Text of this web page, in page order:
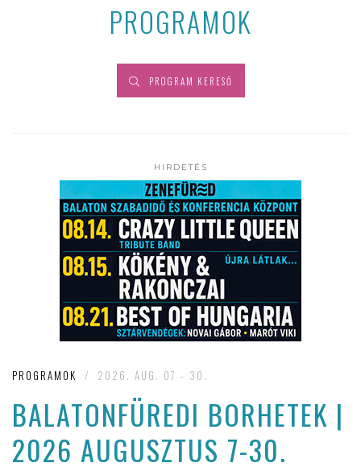
PROGRAMOK
PROGRAM KERESŐ
HIRDETÉS
PROGRAMOK / 2026. AUG. 07 - 30.
BALATONFÜREDI BORHETEK |
2026 AUGUSZTUS 7-30.